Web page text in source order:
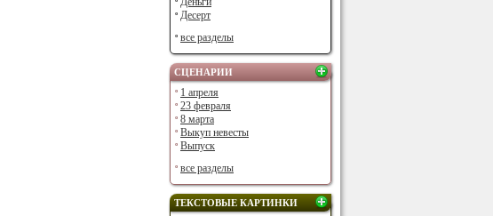
Десерт
все разделы
СЦЕНАРИИ
1 апреля
23 февраля
8 марта
Выкуп невесты
Выпуск
все разделы
ТЕКСТОВЫЕ КАРТИНКИ